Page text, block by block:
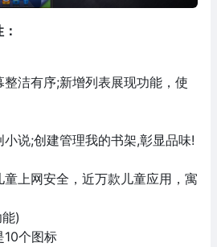
洁有序;新增列表展现功能，使
说;创建管理我的书架,彰显品味!
上网安全，近万款儿童应用，寓
)
10个图标